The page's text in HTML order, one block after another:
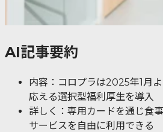
AI記事要約
内容：コロプラは2025年1月
応える選択型福利厚生を導入
詳しく：専用カードを通じ食
サービスを自由に利用できる